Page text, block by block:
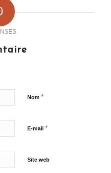
Nom *
E-mail *
Site web